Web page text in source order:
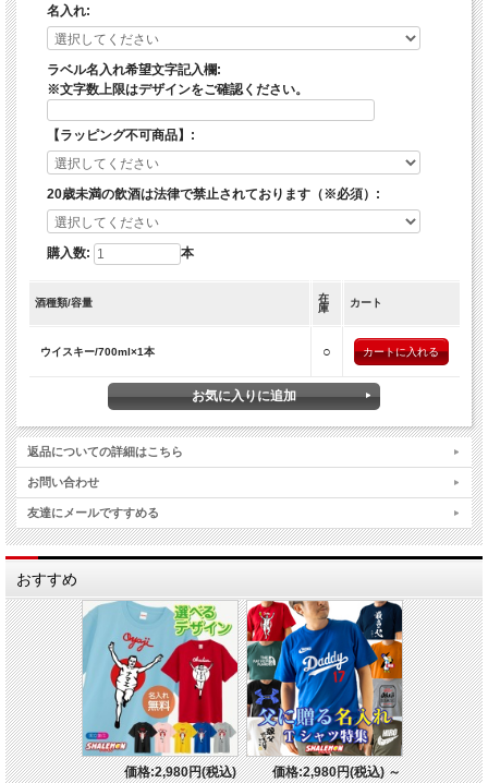
※期間限定となっておりますのでお早めにどうぞ。
【お酒について】
【タイプ：ウイスキー】
原材料名：モルト、グレーン
■内容量：700ml
■アルコール度数：40％
ウイスキー【富士山】は、海抜1000ｍ富士山の森林地帯その地下160ｍから汲み上
げた、
富士山特有の玄武岩層が重なる地層で長い年月をかけて磨かれた、清冽な天然水で
割り水して仕上げています。
さい。
名入れ:
ラベル名入れ希望文字記入欄:
※文字数上限はデザインをご確認ください。
【ラッピング不可商品】:
20歳未満の飲酒は法律で禁止されております（※必須）:
購入数: 本
酒種類/容量
在
庫
カート
ウイスキー/700ml×1本 ○
返品についての詳細はこちら
お問い合わせ
友達にメールですすめる
おすすめ
価格:2,980円(税込) 価格:2,980円(税込)～